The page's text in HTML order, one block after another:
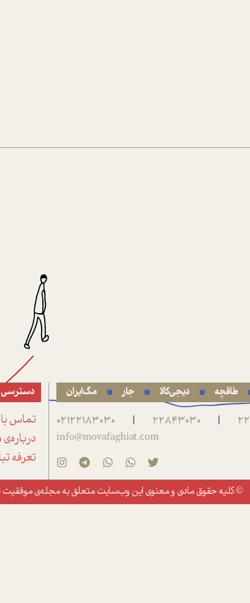
طاقچه دیجی‌کالا جار مگ‌ایران
|
22843030
|
02122183030
info@movafaghiat.com
تماس
درباره‌ی
تعرفه
© کلیه حقوق مادی و معنوی این وب‌سایت متعلق بهمجله‌ی موفقیت